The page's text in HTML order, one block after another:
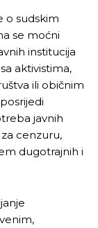
o sudskim
se moćni
institucija
aktivistima,
ili običnim
javnih
cenzuru,
dugotrajnih i